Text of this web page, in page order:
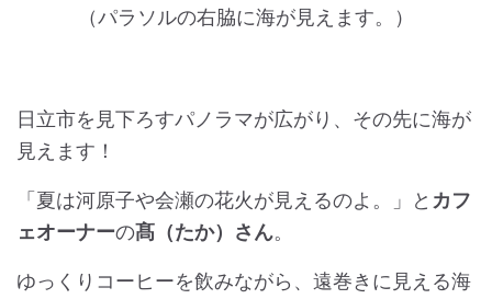
（パラソルの右脇に海が見えます。）
日立市を見下ろすパノラマが広がり、その先に海が
見えます！
「夏は河原子や会瀬の花火が見えるのよ。」と カフ
ェオーナーの髙（たか）さん。
ゆっくりコーヒーを飲みながら、遠巻きに見える海